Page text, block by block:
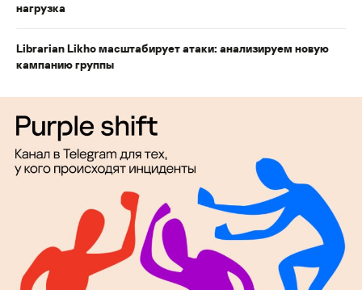
нагрузка
Librarian Likho масштабирует атаки: анализируем новую
кампанию группы